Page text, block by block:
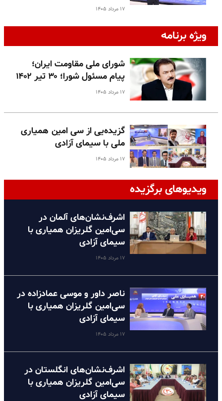
۱۷ مرداد ۱۴۰۵
ویژه برنامه
شورای ملی مقاومت ایران؛
پیام مسئول شورا؛ ۳۰ تیر ۱۴۰۲
۱۷ مرداد ۱۴۰۵
گزیده‌یی از سی امین همیاری
ملی با سیمای آزادی
۱۷ مرداد ۱۴۰۵
ویدیوهای برگزیده
اشرف‌نشان‌های آلمان در
سی‌امین گلریزان همیاری با
سیمای آزادی
۱۷ مرداد ۱۴۰۵
ناصر داور و موسی عمادزاده در
سی‌امین گلریزان همیاری با
سیمای آزادی
۱۷ مرداد ۱۴۰۵
اشرف‌نشان‌های انگلستان در
سی‌امین گلریزان همیاری با
سیمای آزادی